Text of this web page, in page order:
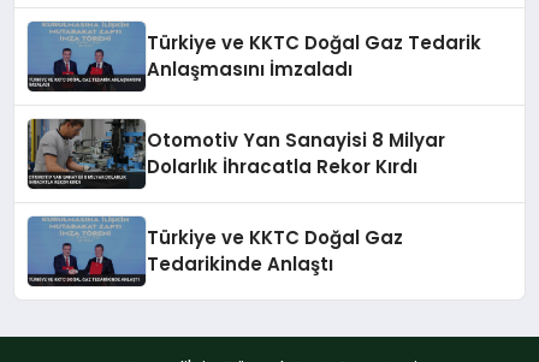
Türkiye ve KKTC Doğal Gaz Tedarik
Anlaşmasını İmzaladı
Otomotiv Yan Sanayisi 8 Milyar
Dolarlık İhracatla Rekor Kırdı
Türkiye ve KKTC Doğal Gaz
Tedarikinde Anlaştı